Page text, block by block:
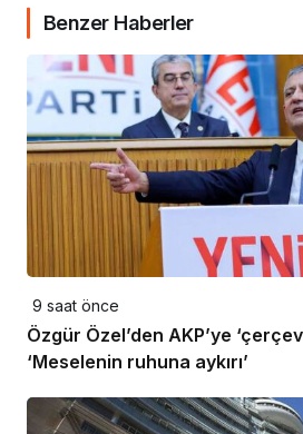
Benzer Haberler
9 saat önce
Özgür Özel’den AKP’ye
‘Meselenin ruhuna aykırı’